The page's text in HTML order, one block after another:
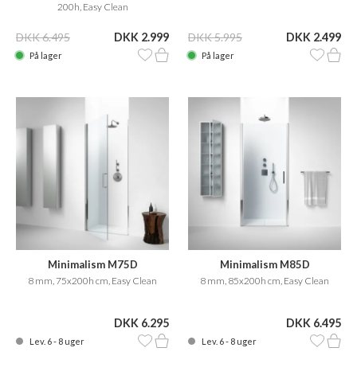
200h, Easy Clean
DKK 6.495 DKK 2.999
På lager
DKK 5.995 DKK 2.499
På lager
Minimalism M75D
8 mm, 75x200h cm, Easy Clean
DKK 6.295
Lev. 6 - 8 uger
Minimalism M85D
8 mm, 85x200h cm, Easy Clean
DKK 6.495
Lev. 6 - 8 uger